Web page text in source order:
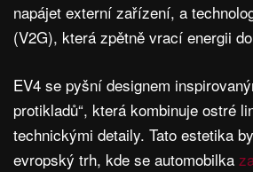
napájet externí zařízení, a
(V2G), která zpětně vrací energii
EV4 se pyšní designem
protikladů“, která kombinuje ostré
technickými detaily. Tato estetika
evropský trh, kde se automobilka